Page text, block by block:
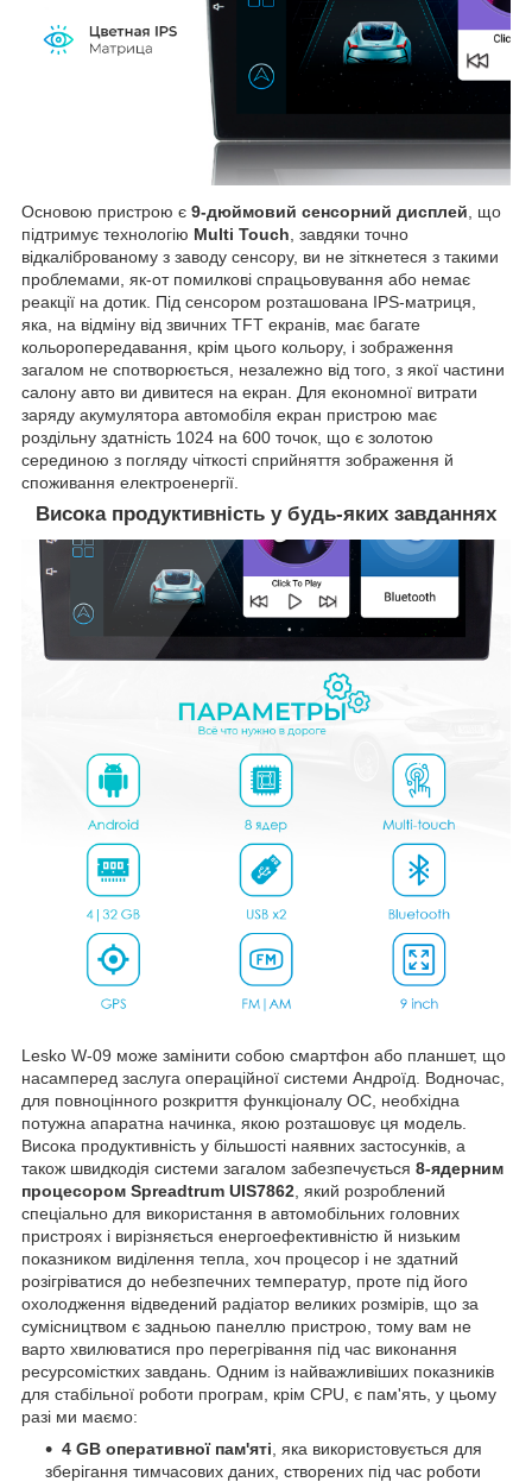
Основою пристрою є 9-дюймовий сенсорний дисплей , що
підтримує технологію Multi Touch , завдяки точно
відкаліброваному з заводу сенсору, ви не зіткнетеся з такими
проблемами, як-от помилкові спрацьовування або немає
реакції на дотик. Під сенсором розташована IPS-матриця,
яка, на відміну від звичних TFT екранів, має багате
кольоропередавання, крім цього кольору, і зображення
загалом не спотворюється, незалежно від того, з якої частини
салону авто ви дивитеся на екран. Для економної витрати
заряду акумулятора автомобіля екран пристрою має
роздільну здатність 1024 на 600 точок, що є золотою
серединою з погляду чіткості сприйняття зображення й
споживання електроенергії.
Висока продуктивність у будь-яких завданнях
Lesko W-09 може замінити собою смартфон або планшет, що
насамперед заслуга операційної системи Андроїд. Водночас,
для повноцінного розкриття функціоналу ОС, необхідна
потужна апаратна начинка, якою розташовує ця модель.
Висока продуктивність у більшості наявних застосунків, а
також швидкодія системи загалом забезпечується 8-ядерним
процесором Spreadtrum UIS7862 , який розроблений
спеціально для використання в автомобільних головних
пристроях і вирізняється енергоефективністю й низьким
показником виділення тепла, хоч процесор і не здатний
розігріватися до небезпечних температур, проте під його
охолодження відведений радіатор великих розмірів, що за
сумісництвом є задньою панеллю пристрою, тому вам не
варто хвилюватися про перегрівання під час виконання
ресурсомістких завдань. Одним із найважливіших показників
для стабільної роботи програм, крім CPU, є пам'ять, у цьому
разі ми маємо:
4 GB оперативної пам'яті , яка використовується для
зберігання тимчасових даних, створених під час роботи